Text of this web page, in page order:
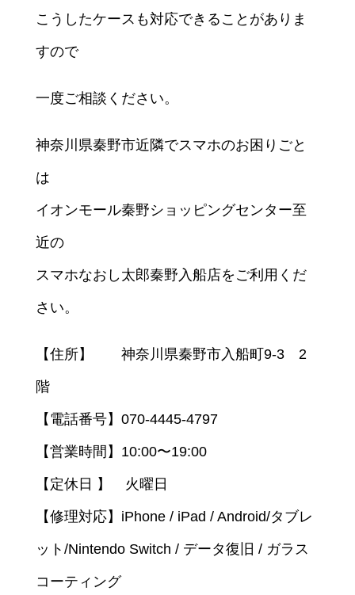
こうしたケースも対応できることがありま
すので
一度ご相談ください。
神奈川県秦野市近隣でスマホのお困りごと
は
イオンモール秦野ショッピングセンター至
近の
スマホなおし太郎秦野入船店をご利用くだ
さい。
【住所】 神奈川県秦野市入船町9-3 2
階
【電話番号】070-4445-4797
【営業時間】10:00〜19:00
【定休日 】 火曜日
【修理対応】iPhone / iPad / Android/タブレ
ット/Nintendo Switch / データ復旧 / ガラス
コーティング